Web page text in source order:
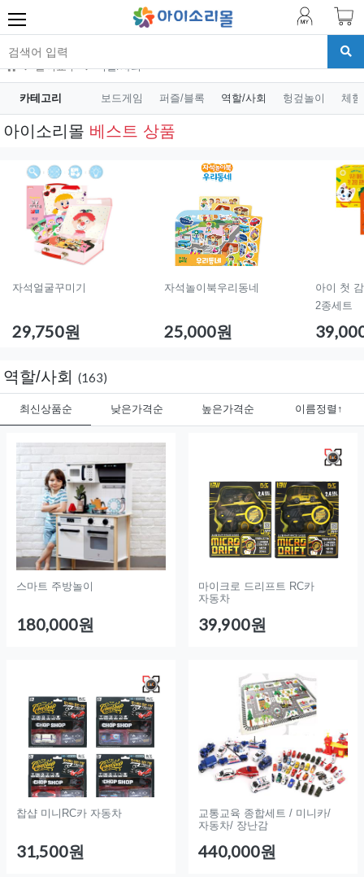
놀이교구 역할/사회
카테고리 보드게임 퍼즐/블록 역할/사회 헝겊놀이 체
아이소리몰 베스트 상품
자석얼굴꾸미기
29,750원
자석놀이북우리동네
25,000원
아이 첫
2종세트
역할/사회 (163)
최신상품순 낮은가격순 높은가격순 이름정렬↑
스마트 주방놀이
180,000원
마이크로 드리프트 RC카
자동차
39,900원
찹샵 미니RC카 자동차
31,500원
교통교육 종합세트 / 미니카/
자동차/ 장난감
440,000원